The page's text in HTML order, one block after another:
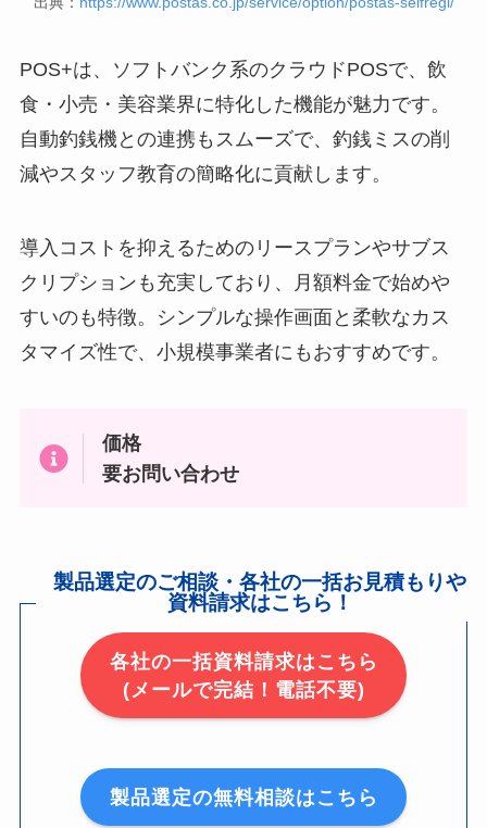
POS+は、ソフトバンク系のクラウドPOSで、飲
食・小売・美容業界に特化した機能が魅力です。
自動釣銭機との連携もスムーズで、釣銭ミスの削
減やスタッフ教育の簡略化に貢献します。
導入コストを抑えるためのリースプランやサブス
クリプションも充実しており、月額料金で始めや
すいのも特徴。シンプルな操作画面と柔軟なカス
タマイズ性で、小規模事業者にもおすすめです。
価格
要お問い合わせ
製品選定のご相談・各社の一括お見積もりや
資料請求はこちら！
各社の一括資料請求はこちら
(メールで完結！電話不要)
製品選定の無料相談はこちら